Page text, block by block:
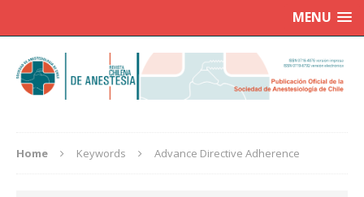
MENU
Home Keywords Advance Directive Adherence